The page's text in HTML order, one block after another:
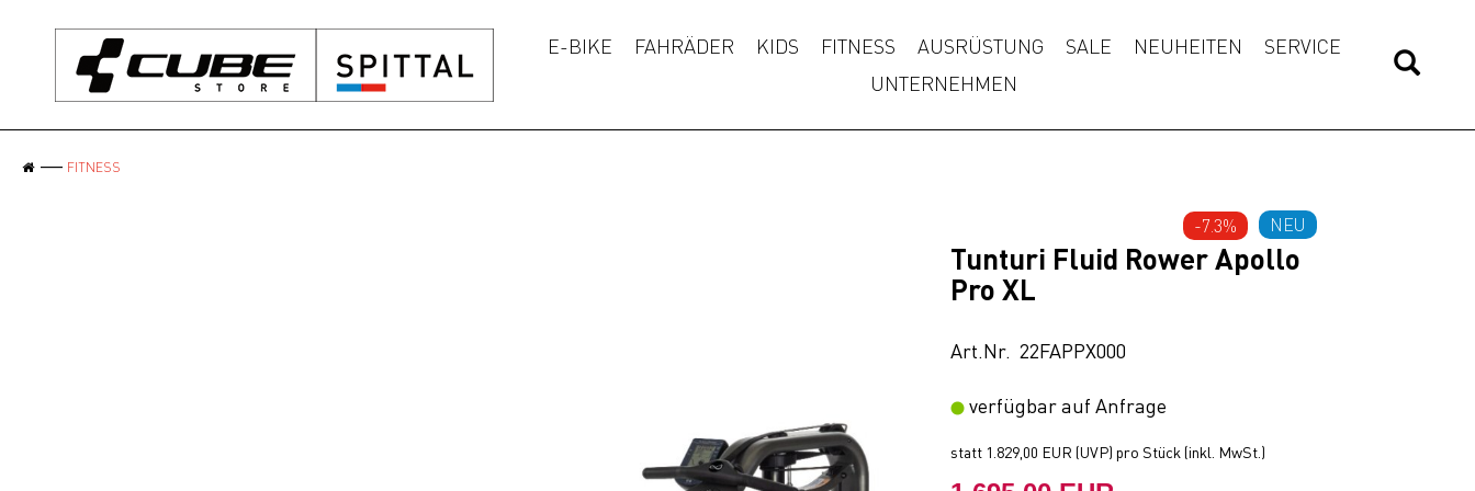
E-BIKE FAHRÄDER KIDS FITNESS AUSRÜSTUNG SALE NEUHEITEN
SERVICE
UNTERNEHMEN
FITNESS
-7.3% NEU
Tunturi Fluid Rower Apollo
Pro XL
Art.Nr. 22FAPPX000
verfügbar auf Anfrage
statt 1.829,00 EUR (UVP) pro Stück (inkl. MwSt.)